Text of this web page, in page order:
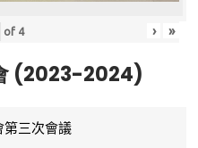
of 4 › »
(2023-2024)
第三次會議